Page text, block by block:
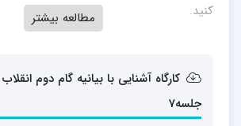
کنید.
مطالعه بیشتر
کارگاه آشنایی با بیانیه گام دوم
جلسه7